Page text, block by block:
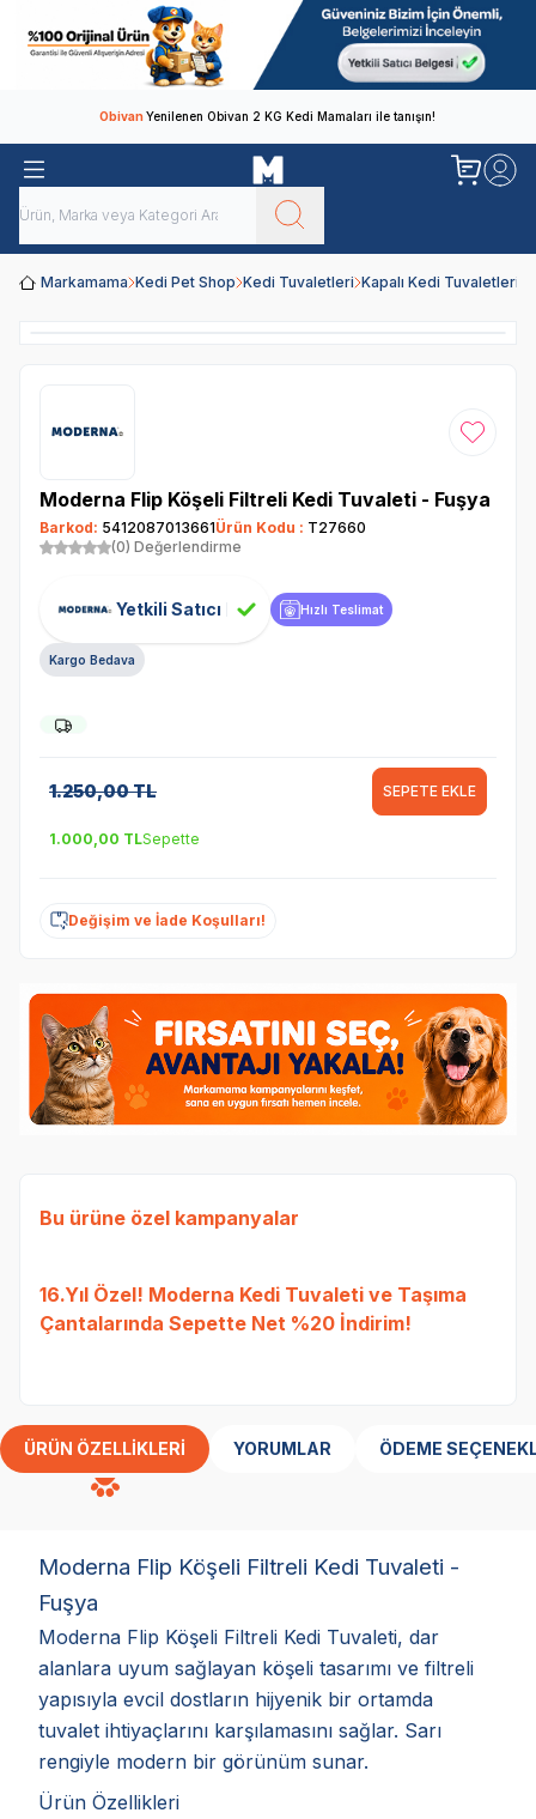
ObivanYenilenen Obivan 2 KG Kedi Mamaları ile tanışın!
Markamama Kedi Pet Shop Kedi Tuvaletleri Kapalı Kedi Tuvaletleri
Favoriye
Moderna Flip Köşeli Filtreli Kedi Tuvaleti - Fuşya
Barkod: 5412087013661Ürün Kodu : T27660
(0) Değerlendirme
Yetkili Satıcı Hızlı Teslimat
Kargo Bedava
1.250,00TL SEPETE EKLE
1.000,00 TLSepette
Değişim ve İade Koşulları!
Bu ürüne özel kampanyalar
16.Yıl Özel! Moderna Kedi Tuvaleti ve Taşıma
Çantalarında Sepette Net %20 İndirim!
ÜRÜN ÖZELLIKLERI YORUMLAR ÖDEME
Moderna Flip Köşeli Filtreli Kedi Tuvaleti -
Fuşya
Moderna Flip Köşeli Filtreli Kedi Tuvaleti, dar
alanlara uyum sağlayan köşeli tasarımı ve filtreli
yapısıyla evcil dostların hijyenik bir ortamda
tuvalet ihtiyaçlarını karşılamasını sağlar. Sarı
rengiyle modern bir görünüm sunar.
Ürün Özellikleri